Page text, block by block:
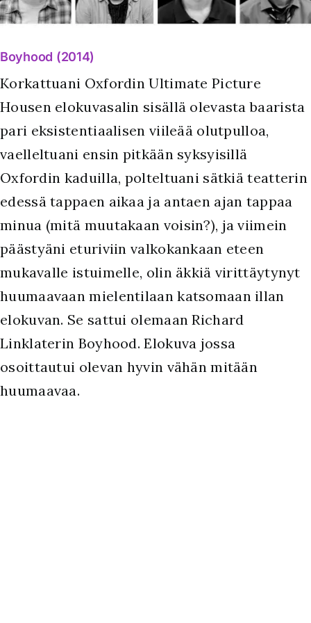
Boyhood (2014)
Korkattuani Oxfordin Ultimate Picture
Housen elokuvasalin sisällä olevasta baarista
pari eksistentiaalisen viileää olutpulloa,
vaelleltuani ensin pitkään syksyisillä
Oxfordin kaduilla, polteltuani sätkiä teatterin
edessä tappaen aikaa ja antaen ajan tappaa
minua (mitä muutakaan voisin?), ja viimein
päästyäni eturiviin valkokankaan eteen
mukavalle istuimelle, olin äkkiä virittäytynyt
huumaavaan mielentilaan katsomaan illan
elokuvan. Se sattui olemaan Richard
Linklaterin Boyhood. Elokuva jossa
osoittautui olevan hyvin vähän mitään
huumaavaa.